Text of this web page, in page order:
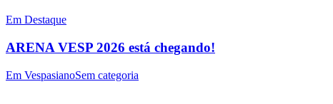
Em Destaque
ARENA VESP 2026 está chegando!
Em VespasianoSem categoria